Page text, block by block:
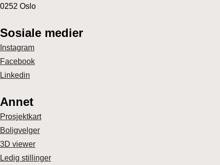
0252 Oslo
Sosiale medier
Instagram
Facebook
Linkedin
Annet
Prosjektkart
Boligvelger
3D viewer
Ledig stillinger